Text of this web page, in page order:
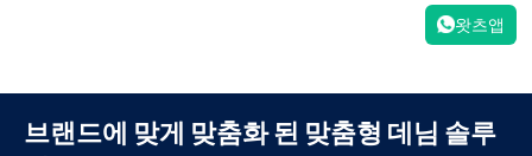
브랜드에 맞게 맞춤화 된 맞춤형 데님 솔루
왓츠앱